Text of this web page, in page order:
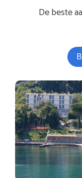
De beste